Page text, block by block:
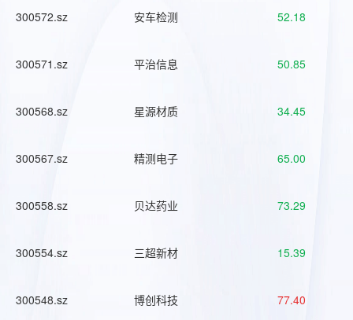
300572.sz 安车检测 52.18
300571.sz 平治信息 50.85
300568.sz 星源材质 34.45
300567.sz 精测电子 65.00
300558.sz 贝达药业 73.29
300554.sz 三超新材 15.39
300548.sz 博创科技 77.40